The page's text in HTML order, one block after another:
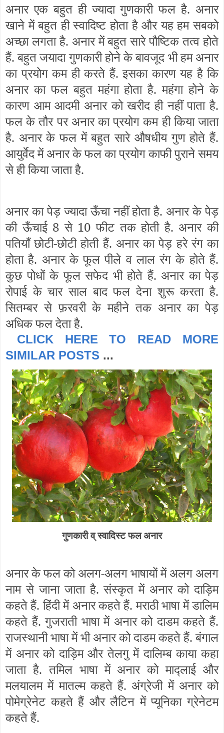
अनार एक बहुत ही ज्यादा गुणकारी फल है. अनार
खाने में बहुत ही स्वादिष्ट होता है और यह हम सबको
अच्छा लगता है. अनार में बहुत सारे पौष्टिक तत्व होते
हैं. बहुत जयादा गुणकारी होने के बावजूद भी हम अनार
का प्रयोग कम ही करते हैं. इसका कारण यह है कि
अनार का फल बहुत महंगा होता है. महंगा होने के
कारण आम आदमी अनार को खरीद ही नहीं पाता है.
फल के तौर पर अनार का प्रयोग कम ही किया जाता
है. अनार के फल में बहुत सारे औषधीय गुण होते हैं.
आयुर्वेद में अनार के फल का प्रयोग काफी पुराने समय
से ही किया जाता है.
अनार का पेड़ ज्यादा ऊँचा नहीं होता है. अनार के पेड़
की ऊँचाई 8 से 10 फीट तक होती है. अनार की
पतियाँ छोटी-छोटी होती हैं. अनार का पेड़ हरे रंग का
होता है. अनार के फूल पीले व लाल रंग के होते हैं.
कुछ पोधों के फूल सफेद भी होते हैं. अनार का पेड़
रोपाई के चार साल बाद फल देना शुरू करता है.
सितम्बर से फ़रवरी के महीने तक अनार का पेड़
अधिक फल देता है.
CLICK HERE TO READ MORE
SIMILAR POSTS ...
गुणकारी व् स्वादिस्ट फल अनार
अनार के फल को अलग-अलग भाषायों में अलग अलग
नाम से जाना जाता है. संस्कृत में अनार को दाड़िम
कहते हैं. हिंदी में अनार कहते हैं. मराठी भाषा में डालिम
कहते हैं. गुजराती भाषा में अनार को दाडम कहते हैं.
राजस्थानी भाषा में भी अनार को दाडम कहते हैं. बंगाल
में अनार को दाड़िम और तेलगु में दालिम्ब काया कहा
जाता है. तमिल भाषा में अनार को माद्लाई और
मलयालम में मातल्म कहते हैं. अंग्रेजी में अनार को
पोमेग्रेनेट कहते हैं और लैटिन में प्यूनिका ग्रेनेटम
कहते हैं.